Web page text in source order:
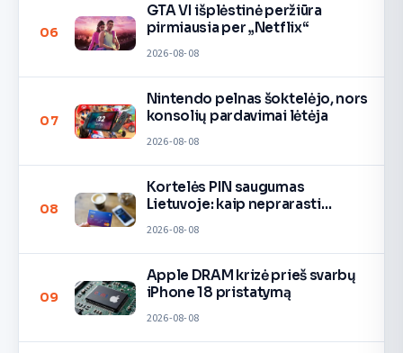
06
GTA VI išplėstinė peržiūra
pirmiausia per „Netflix“
2026-08-08
07
Nintendo pelnas šoktelėjo, nors
konsolių pardavimai lėtėja
2026-08-08
08
Kortelės PIN saugumas
Lietuvoje: kaip neprarasti
2026-08-08
09
Apple DRAM krizė prieš svarbų
iPhone 18 pristatymą
2026-08-08